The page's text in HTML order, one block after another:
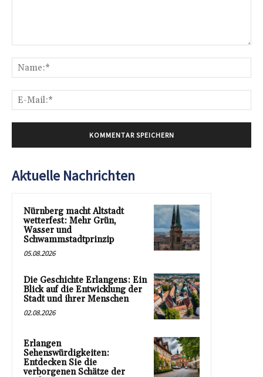
Aktuelle Nachrichten
Nürnberg macht Altstadt
wetterfest: Mehr Grün,
Wasser und
Schwammstadtprinzip
05.08.2026
Die Geschichte Erlangens: Ein
Blick auf die Entwicklung der
Stadt und ihrer Menschen
02.08.2026
Erlangen
Sehenswürdigkeiten:
Entdecken Sie die
verborgenen Schätze der